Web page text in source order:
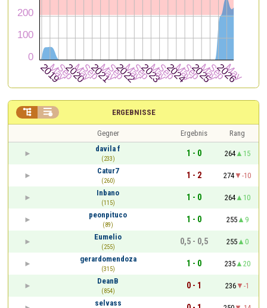
ERGEBNISSE
 
Gegner Ergebnis
Rang
davila f
(233)
1 - 0 264
15
Catur7
(260)
1 - 2 274
-10
Inbano
(115)
1 - 0 264
10
peonpituco
(89)
1 - 0 255
9
Eumelio
(255)
0,5 - 0,5 255
0
gerardomendoza
(315)
1 - 0 235
20
DeanB
(854)
0 - 1 236
-1
selvass